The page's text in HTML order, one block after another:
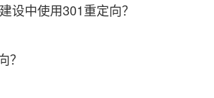
设中使用301重定向？
？